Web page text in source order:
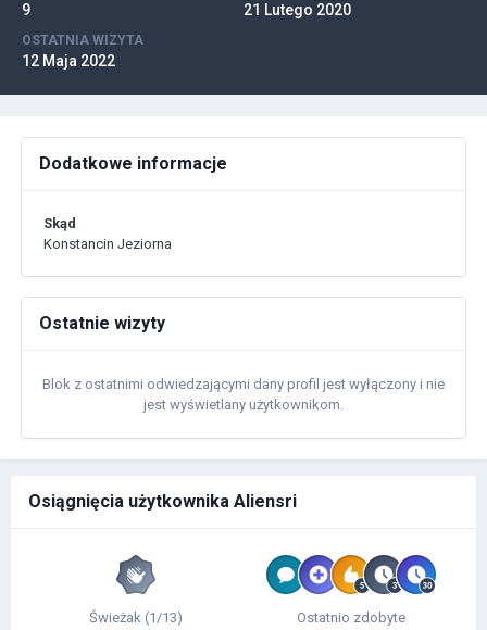
9 21 Lutego 2020
OSTATNIA WIZYTA
12 Maja 2022
Dodatkowe informacje
Skąd
Konstancin Jeziorna
Ostatnie wizyty
Blok z ostatnimi odwiedzającymi dany profil jest wyłączony i nie
jest wyświetlany użytkownikom.
Osiągnięcia użytkownika Aliensri
Świeżak (1/13) Ostatnio zdobyte